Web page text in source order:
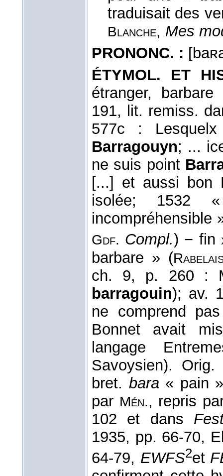
traduisait des
Blanche, Mes
PRONONC. :
ÉTYMOL. ET
étranger,
191, lit. remiss.
577c : Lesquelx
Barragouyn; ...
ne suis point
[...] et aussi bon
isolée; 1532
incompréhensible
Gdf. Compl.) − fin
barbare » (
ch. 9, p. 260 :
barragouin); av.
ne comprend
Bonnet avait
langage
Savoysien).
bret. bara« pain
par Mén., repris
102 et dans
1935, pp. 66-70,
64-79, EWFS2et